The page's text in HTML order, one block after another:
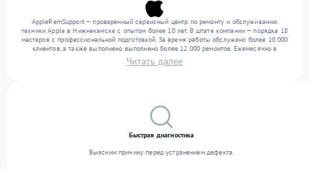
AppleRemSupport — проверенный сервисный центр по ремонту и обслуживанию
техники Apple в Нижнекамске с опытом более 10 лет. В штате компании — порядка 18
мастеров с профессиональной подготовкой. За время работы обслужено более 10 000
клиентов, а также выполнено выполнено более 12 000 ремонтов. Ежемесячно в
сервисный центр поступает более 300 устройств, включая , , . Мы устраняем поломки
любой сложности и гарантируем высокое качество обслуживания благодаря
Читать далее
Быстрая диагностика
Выясним причину перед устранением дефекта.